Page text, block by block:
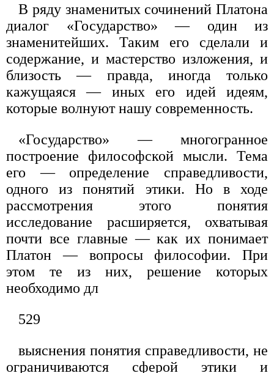
В ряду знаменитых сочинений Платона
диалог «Государство» — один из
знаменитейших. Таким его сделали и
содержание, и мастерство изложения, и
близость — правда, иногда только
кажущаяся — иных его идей идеям,
которые волнуют нашу современность.
«Государство» — многогранное
построение философской мысли. Тема
его — определение справедливости,
одного из понятий этики. Но в ходе
рассмотрения этого понятия
исследование расширяется, охватывая
почти все главные — как их понимает
Платон — вопросы философии. При
этом те из них, решение которых
необходимо дл
529
выяснения понятия справедливости, не
ограничиваются сферой этики и